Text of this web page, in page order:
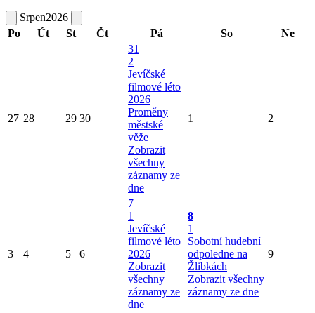
Srpen2026
Po
Út St Čt Pá So Ne
27 28 29 30
31
2
Jevíčské
filmové léto
2026
Proměny
městské
věže
Zobrazit
všechny
záznamy ze
dne
1 2
3 4 5 6
7
1
Jevíčské
filmové léto
2026
Zobrazit
všechny
záznamy ze
dne
8
1
Sobotní hudební
odpoledne na
Žlibkách
Zobrazit všechny
záznamy ze dne
9